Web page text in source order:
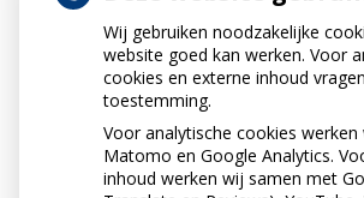
Neem contact op
010-5912234
Stuur ons een e-mail
Wij gebruiken noodzakelijke
website goed kan werken. Voor
cookies en externe inhoud
toestemming.
Voor analytische cookies
Matomo en Google Analytics.
inhoud werken wij samen met